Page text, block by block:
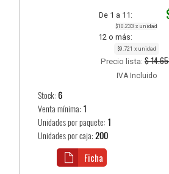
De 1 a 11:
$10.233 x unidad
12 o más:
$9.721 x unidad
Precio lista: $
IVA Incluido
Stock: 6
Venta mínima: 1
Unidades por paquete: 1
Unidades por caja:200
Ficha